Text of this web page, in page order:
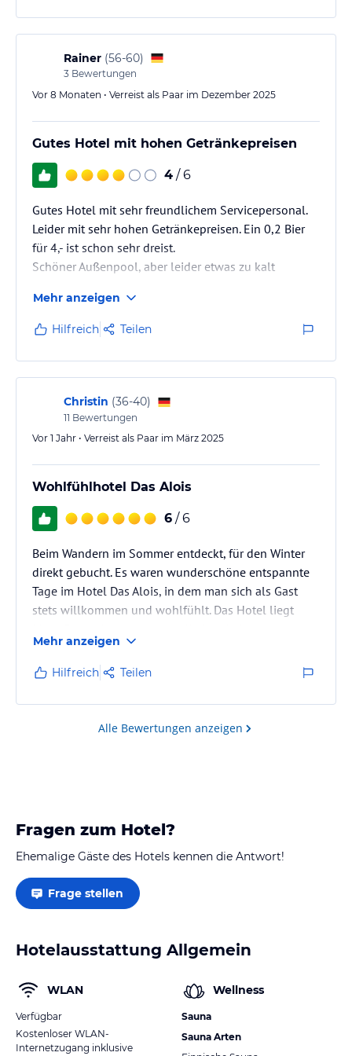
Rainer (56-60)
3 Bewertungen
Vor 8 Monaten • Verreist als Paar im Dezember 2025
Gutes Hotel mit hohen Getränkepreisen
4 / 6
Gutes Hotel mit sehr freundlichem Servicepersonal.
Leider mit sehr hohen Getränkepreisen. Ein 0,2 Bier
für 4,- ist schon sehr dreist.
Schöner Außenpool, aber leider etwas zu kalt
Mehr anzeigen
Hilfreich Teilen
Christin (36-40)
11 Bewertungen
Vor 1 Jahr • Verreist als Paar im März 2025
Wohlfühlhotel Das Alois
6 / 6
Beim Wandern im Sommer entdeckt, für den Winter
direkt gebucht. Es waren wunderschöne entspannte
Tage im Hotel Das Alois, in dem man sich als Gast
stets willkommen und wohlfühlt. Das Hotel liegt
Eggalmbahn ins Skigebiet, fährt mit dem Skibus ein
kurzes Stück nach Penken oder lässt sich vom
Hotelchef bequem direkt zur Talstation Hintertuxer
Gletscher fahren. Von unserer Juniorsuite aus hatten
wir einen tollen Blick in Richtung Gletscher und auf
Mehr anzeigen
Hilfreich Teilen
Alle Bewertungen anzeigen
Fragen zum Hotel?
Ehemalige Gäste des Hotels kennen die Antwort!
Frage stellen
Hotelausstattung Allgemein
WLAN
Verfügbar
Kostenloser WLAN-
Internetzugang inklusive
Wellness
Sauna
Sauna Arten